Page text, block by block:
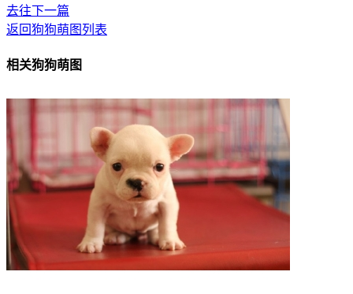
去往下一篇
返回狗狗萌图列表
相关狗狗萌图